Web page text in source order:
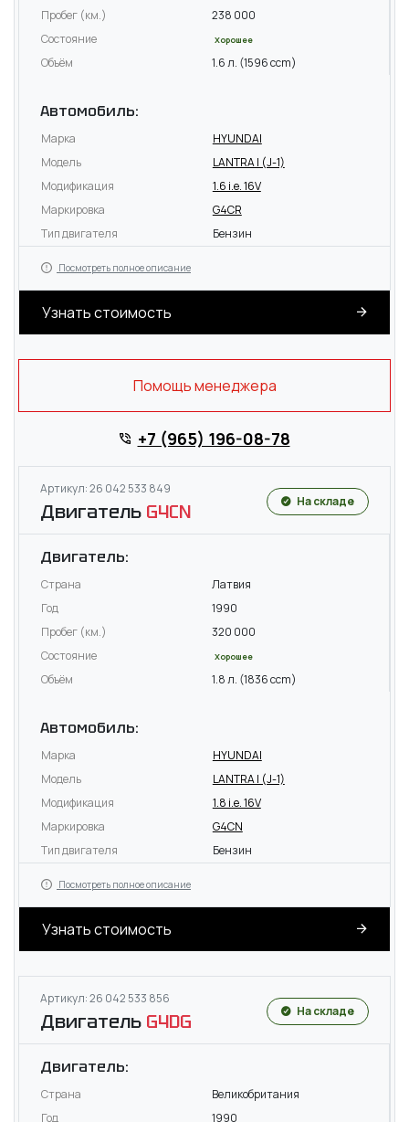
Пробег (км.)
238 000
Состояние
Хорошее
Объём 1.6 л. (1596 ccm)
Автомобиль:
Марка
HYUNDAI
Модель
LANTRA I (J-1)
Модификация
1.6 i.e. 16V
Маркировка
G4CR
Тип двигателя
Бензин
Посмотреть полное описание
Узнать стоимость
Помощь менеджера
+7 (965) 196-08-78
Артикул: 26 042 533 849
Двигатель G4CN На складе
Двигатель:
Страна
Латвия
Год
1990
Пробег (км.)
320 000
Состояние
Хорошее
Объём 1.8 л. (1836 ccm)
Автомобиль:
Марка
HYUNDAI
Модель
LANTRA I (J-1)
Модификация
1.8 i.e. 16V
Маркировка
G4CN
Тип двигателя
Бензин
Посмотреть полное описание
Узнать стоимость
Артикул: 26 042 533 856
Двигатель G4DG На складе
Двигатель:
Страна
Великобритания
Год
1990